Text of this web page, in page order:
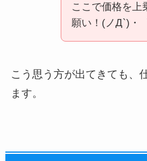
ここで価格を上
願い！(ノД`)・
こう思う方が出てきても、
ます。